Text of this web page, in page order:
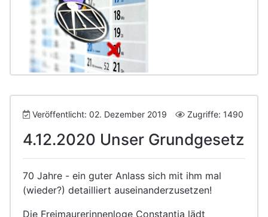
Veröffentlicht: 02. Dezember 2019 Zugriffe: 1490
4.12.2020 Unser Grundgesetz
70 Jahre - ein guter Anlass sich mit ihm mal
(wieder?) detailliert auseinanderzusetzen!
Die Freimaurerinnenloge Constantia lädt